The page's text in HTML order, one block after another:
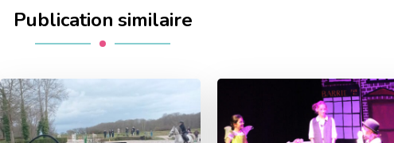
Publication similaire